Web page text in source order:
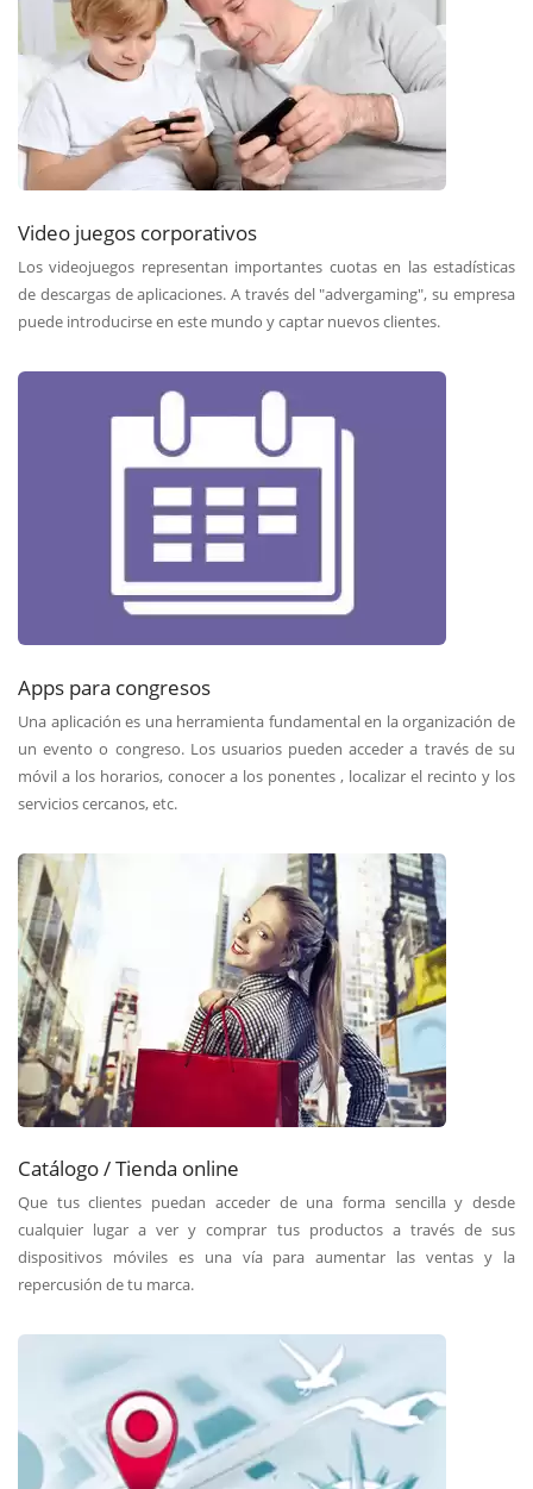
Video juegos corporativos
Los videojuegos representan importantes cuotas en las estadísticas
de descargas de aplicaciones. A través del "advergaming", su empresa
puede introducirse en este mundo y captar nuevos clientes.
Apps para congresos
Una aplicación es una herramienta fundamental en la organización de
un evento o congreso. Los usuarios pueden acceder a través de su
móvil a los horarios, conocer a los ponentes , localizar el recinto y los
servicios cercanos, etc.
Catálogo / Tienda online
Que tus clientes puedan acceder de una forma sencilla y desde
cualquier lugar a ver y comprar tus productos a través de sus
dispositivos móviles es una vía para aumentar las ventas y la
repercusión de tu marca.